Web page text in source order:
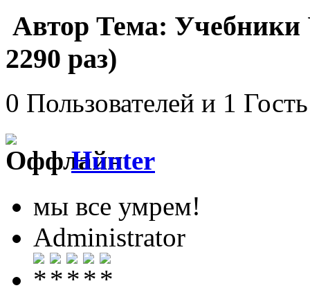
Автор Тема:
2290 раз)
0 Пользователей и 1
Hunter
мы все умрем!
Administrator